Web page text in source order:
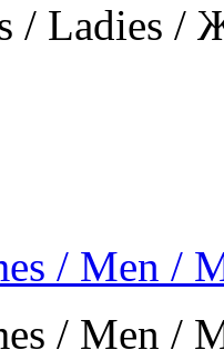
/ Ladies
/ Men /
/ Men /